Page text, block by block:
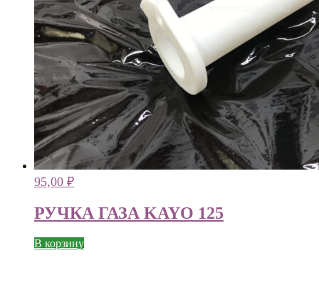
95,00 ₽
РУЧКА ГАЗА KAYO 125
В корзину